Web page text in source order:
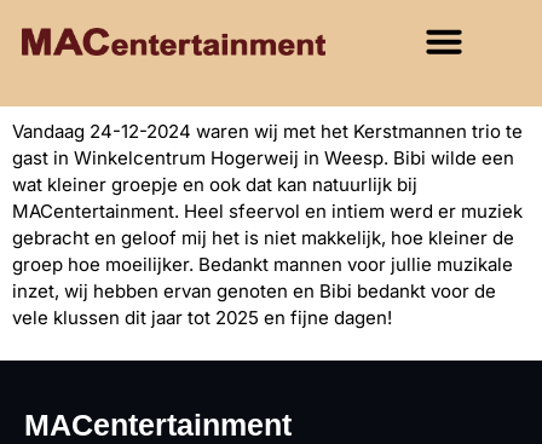
Vandaag 24-12-2024 waren wij met het Kerstmannen trio te
gast in Winkelcentrum Hogerweij in Weesp. Bibi wilde een
wat kleiner groepje en ook dat kan natuurlijk bij
MACentertainment. Heel sfeervol en intiem werd er muziek
gebracht en geloof mij het is niet makkelijk, hoe kleiner de
groep hoe moeilijker. Bedankt mannen voor jullie muzikale
inzet, wij hebben ervan genoten en Bibi bedankt voor de
vele klussen dit jaar tot 2025 en fijne dagen!
MACentertainment